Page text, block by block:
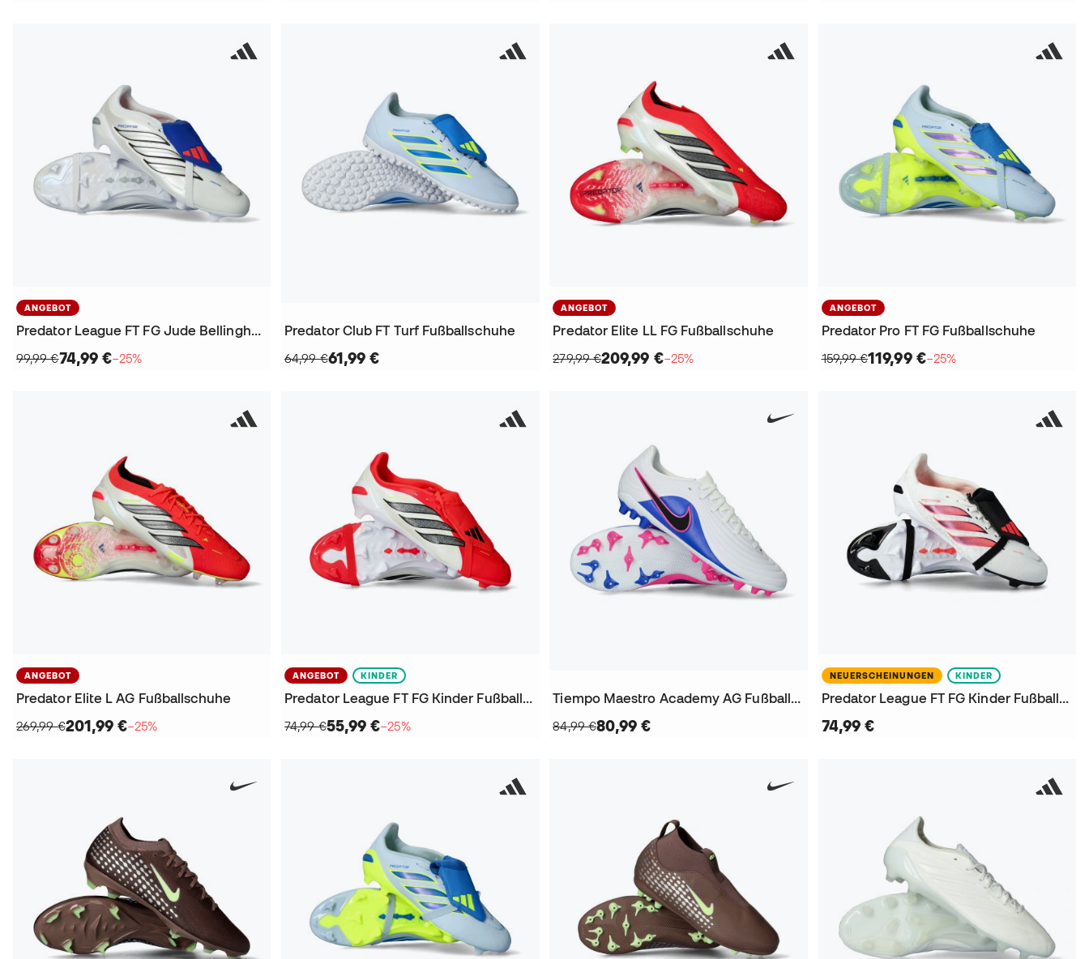
ANGEBOT
Predator League FT FG Jude Bellingham Fußballschuhe
99,99 €74,99 €−25%
Predator Club FT Turf Fußballschuhe
64,99 €61,99 €
ANGEBOT
Predator Elite LL FG Fußballschuhe
279,99 €209,99 €−25%
ANGEBOT
Predator Pro FT FG Fußballschuhe
159,99 €119,99 €−25%
ANGEBOT
Predator Elite L AG Fußballschuhe
269,99 €201,99 €−25%
ANGEBOT KINDER
Predator League FT FG Kinder Fußballschuhe
74,99 €55,99 €−25%
Tiempo Maestro Academy AG Fußballschuhe
84,99 €80,99 €
NEUERSCHEINUNGEN KINDER
Predator League FT FG Kinder Fußballschuhe
74,99 €